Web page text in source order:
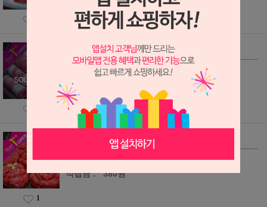
한우 오메가3 차돌박이 1++등급
상품가 : 20,000원 (7)
적립금 :
상품가 : 38,000원 (19)
적립금 : 380원
1